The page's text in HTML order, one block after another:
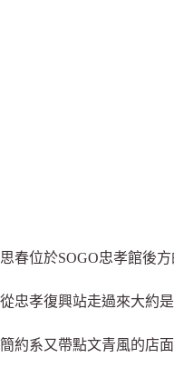
思春位於SOGO忠孝館後方
從忠孝復興站走過來大約
簡約系又帶點文青風的店